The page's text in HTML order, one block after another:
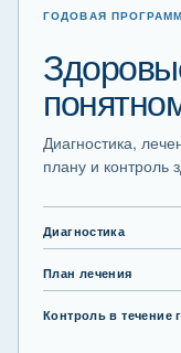
ГОДОВАЯ
Диагностика,
плану и контроль
Диагностика
План лечения
Контроль в течение